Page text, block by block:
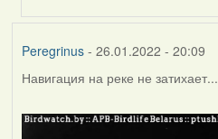
Peregrinus- 26.01.2022 - 20:09
Навигация на реке не затихает...